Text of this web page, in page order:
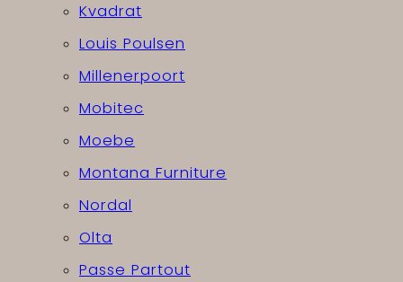
Kvadrat
Louis Poulsen
Millenerpoort
Mobitec
Moebe
Montana Furniture
Nordal
Olta
Passe Partout